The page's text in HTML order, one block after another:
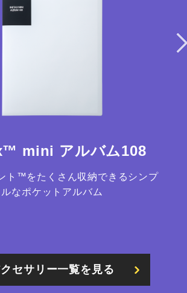
mini アルバム108
ト™をたくさん収納できるシンプ
ルなポケットアルバム
セサリー一覧を見る